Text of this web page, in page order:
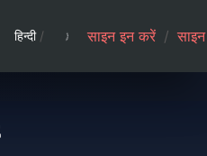
हिन्दी / साइन इन करें /